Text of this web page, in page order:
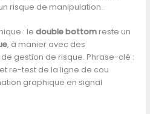
risque de manipulation.
: le double bottomreste un
, à manier avec des
gestion de risque. Phrase-clé :
re-test de la ligne de cou
graphique en signal